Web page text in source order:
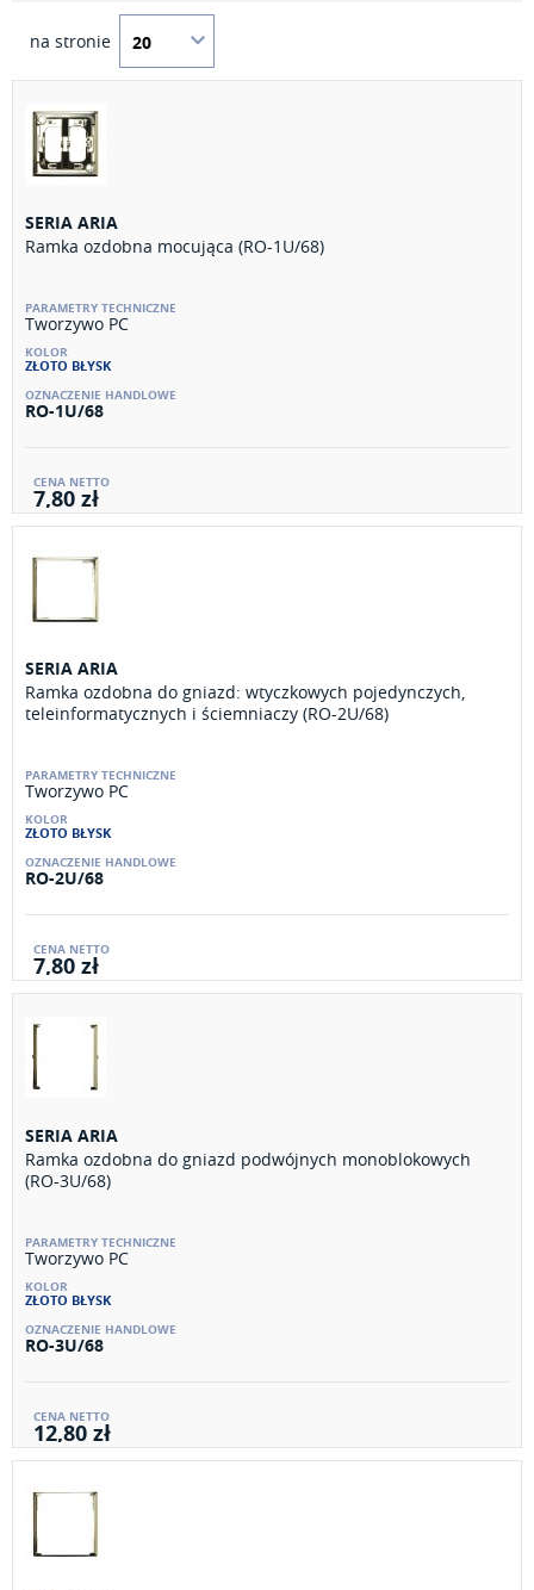
na stronie
SERIA ARIA
Ramka ozdobna mocująca (RO-1U/68)
Tworzywo PC
ZŁOTO BŁYSK
RO-1U/68
7,80 zł
SERIA ARIA
Ramka ozdobna do gniazd: wtyczkowych pojedynczych,
teleinformatycznych i ściemniaczy (RO-2U/68)
Tworzywo PC
ZŁOTO BŁYSK
RO-2U/68
7,80 zł
SERIA ARIA
Ramka ozdobna do gniazd podwójnych monoblokowych
(RO-3U/68)
Tworzywo PC
ZŁOTO BŁYSK
RO-3U/68
12,80 zł